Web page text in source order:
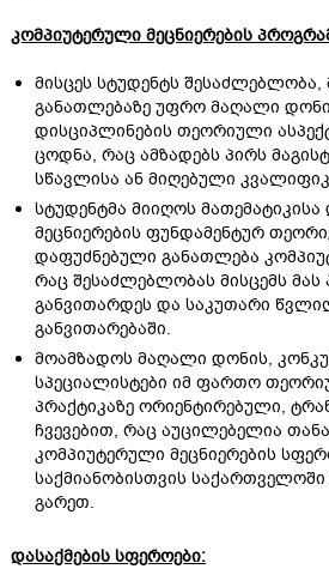
კომპიუტერული მეცნიერების
მისცეს სტუდენტს
განათლებაზე უფრო მაღალი
დისციპლინების თეორიული
ცოდნა, რაც ამზადებს პირს
სწავლისა ან მიღებული
სტუდენტმა მიიღოს
მეცნიერების ფუნდამენტურ
დაფუძნებული განათლება
რაც შესაძლებლობას მისცემს
განვითარდეს და საკუთარი
განვითარებაში.
მოამზადოს მაღალი დონის,
სპეციალისტები იმ ფართო
პრაქტიკაზე ორიენტირებული,
ჩვევებით, რაც აუცილებელია
კომპიუტერული მეცნიერების
საქმიანობისთვის
გარეთ.
დასაქმების სფეროები: